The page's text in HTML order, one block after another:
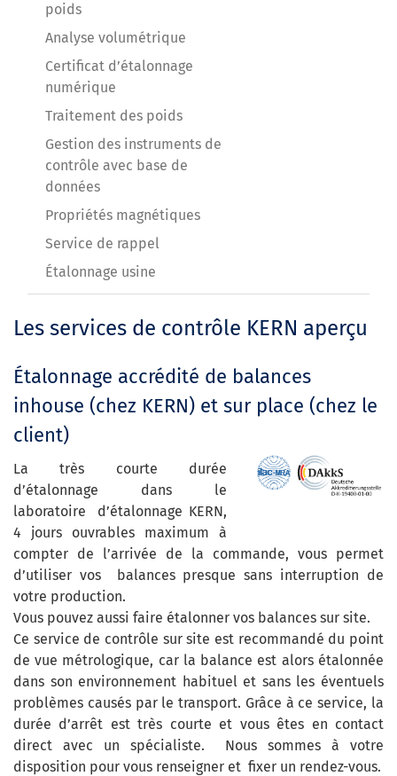
poids
Analyse volumétrique
Certificat d’étalonnage
numérique
Traitement des poids
Gestion des instruments de
contrôle avec base de
données
Propriétés magnétiques
Service de rappel
Étalonnage usine
Les services de contrôle KERN aperçu
Étalonnage accrédité de balances
inhouse (chez KERN) et sur place (chez le
client)
La très courte durée
d’étalonnage dans le
laboratoire d’étalonnage KERN,
4 jours ouvrables maximum à
compter de l’arrivée de la commande, vous permet
d’utiliser vos balances presque sans interruption de
votre production.
Vous pouvez aussi faire étalonner vos balances sur site.
Ce service de contrôle sur site est recommandé du point
de vue métrologique, car la balance est alors étalonnée
dans son environnement habituel et sans les éventuels
problèmes causés par le transport. Grâce à ce service, la
durée d’arrêt est très courte et vous êtes en contact
direct avec un spécialiste. Nous sommes à votre
disposition pour vous renseigner et fixer un rendez-vous.